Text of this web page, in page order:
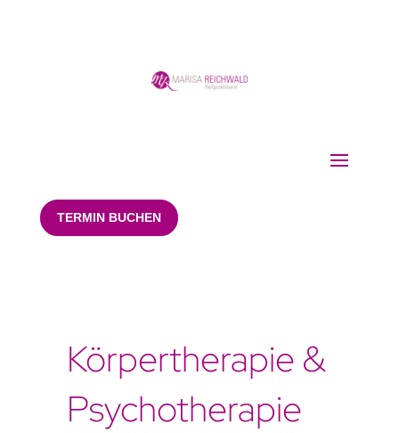
TERMIN BUCHEN
Körpertherapie &
Psychotherapie